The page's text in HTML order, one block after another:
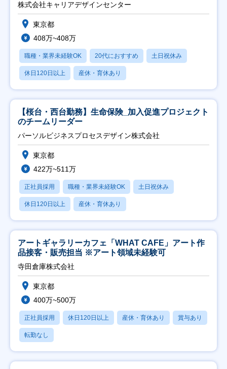
株式会社キャリアデザインセンター
東京都
408万~408万
職種・業界未経験OK 20代におすすめ 土日祝休み
休日120日以上 産休・育休あり
【桜台・西台勤務】生命保険_加入促進プロジェクト
のチームリーダー
パーソルビジネスプロセスデザイン株式会社
東京都
422万~511万
正社員採用 職種・業界未経験OK 土日祝休み
休日120日以上 産休・育休あり
アートギャラリーカフェ「WHAT CAFE」アート作
品接客・販売担当 ※アート領域未経験可
寺田倉庫株式会社
東京都
400万~500万
正社員採用 休日120日以上 産休・育休あり 賞与あり
転勤なし